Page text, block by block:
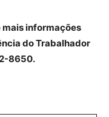
informações
do Trabalhador
8650.